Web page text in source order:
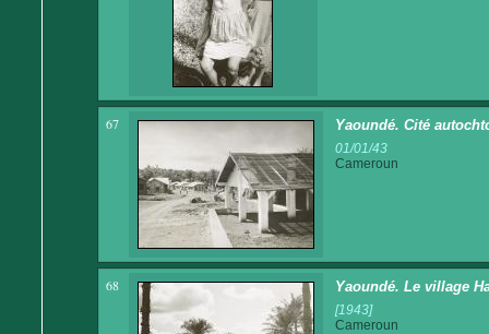
67 Yaoundé. Cité
01/01/43
Cameroun
68 Yaoundé. Le village
[1943]
Cameroun